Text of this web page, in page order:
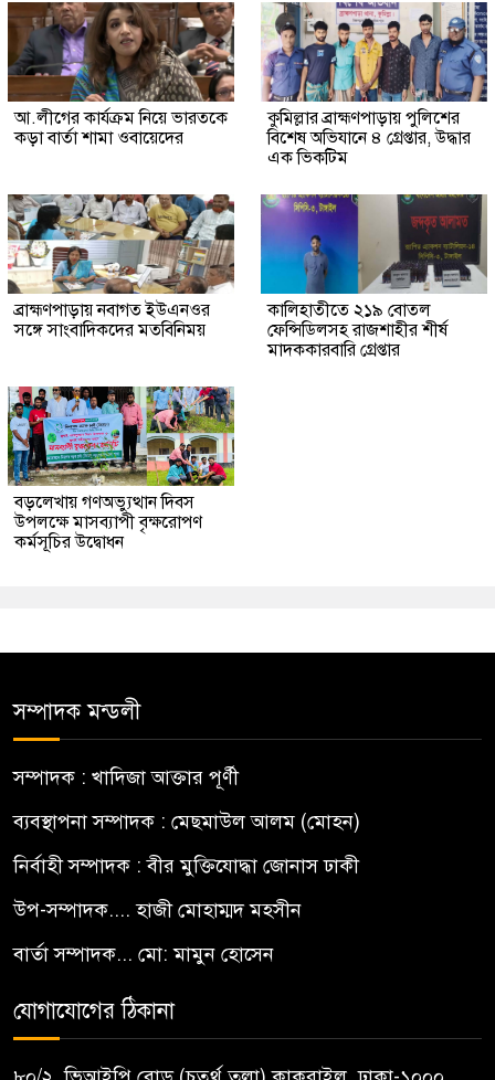
আ.লীগের কার্যক্রম নিয়ে ভারতকে
কড়া বার্তা শামা ওবায়েদের
কুমিল্লার ব্রাহ্মণপাড়ায় পুলিশের
বিশেষ অভিযানে ৪ গ্রেপ্তার, উদ্ধার
এক ভিকটিম
ব্রাহ্মণপাড়ায় নবাগত ইউএনওর
সঙ্গে সাংবাদিকদের মতবিনিময়
কালিহাতীতে ২১৯ বোতল
ফেন্সিডিলসহ রাজশাহীর শীর্ষ
মাদককারবারি গ্রেপ্তার
বড়লেখায় গণঅভ্যুত্থান দিবস
উপলক্ষে মাসব্যাপী বৃক্ষরোপণ
কর্মসূচির উদ্বোধন
সম্পাদক মন্ডলী
সম্পাদক : খাদিজা আক্তার পূর্ণী
ব্যবস্থাপনা সম্পাদক : মেছমাউল আলম (মোহন)
নির্বাহী সম্পাদক : বীর মুক্তিযোদ্ধা জোনাস ঢাকী
উপ-সম্পাদক.... হাজী মোহাম্মদ মহসীন
বার্তা সম্পাদক... মো: মামুন হোসেন
যোগাযোগের ঠিকানা